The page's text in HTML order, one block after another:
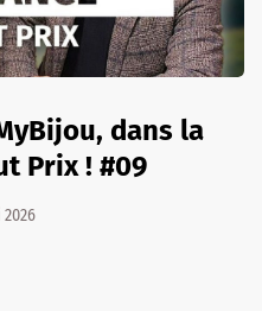
dans la
Prix ! #09
2026